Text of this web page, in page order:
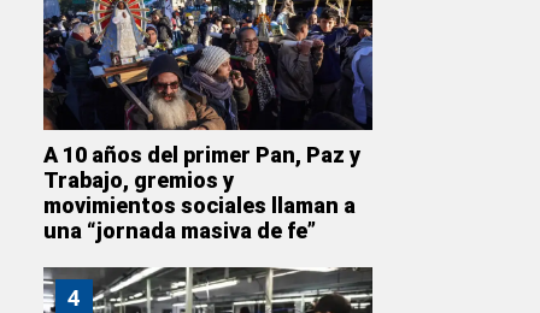
A 10 años del primer Pan, Paz y
Trabajo, gremios y
movimientos sociales llaman a
una “jornada masiva de fe”
4